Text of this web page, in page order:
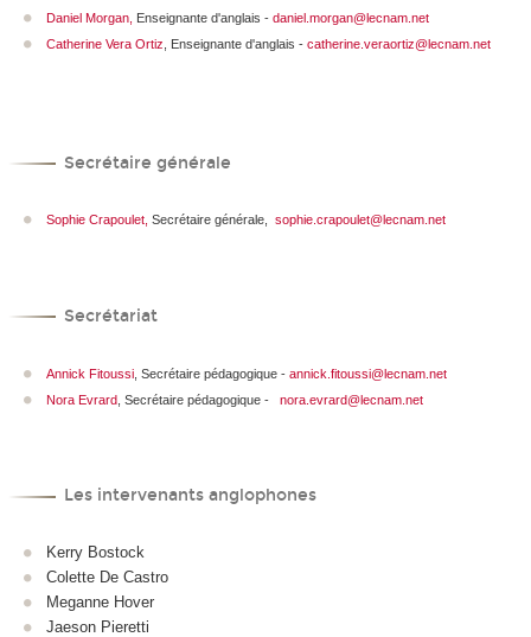
Daniel Morgan Enseignante d'anglais - daniel.morgan@lecnam.net
Catherine Vera Ortiz , Enseignante d'anglais - catherine.veraortiz@lecnam.net
Secrétaire générale
Sophie Crapoulet, Secrétaire générale, sophie.crapoulet@lecnam.net
Secrétariat
Annick Fitoussi , Secrétaire pédagogique - annick.fitoussi@lecnam.net
Nora Evrard , Secrétaire pédagogique - nora.evrard@lecnam.net
Les intervenants anglophones
Kerry Bostock
Colette De Castro
Meganne Hover
Jaeson Pieretti